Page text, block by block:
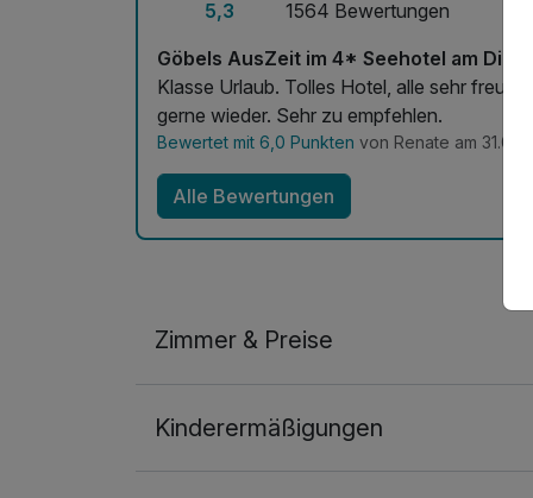
For Men Classic
pro Stück (30 Minuten)
Halbpension
pro Person
Hot Stone Massage für den Rücken
Nacken-Rücken-Schulter-Massage
pro Stück (30 Minuten)
5,3
1564 Bewertungen
Göbels AusZeit im 4* Seehotel am
Klasse Urlaub. Tolles Hotel, alle sehr freundlich und kompetent. Zimmer sehr sauber. Komme
gerne wieder. Sehr zu empfehlen.
Bewertet mit 6,0 Punkten von Renate am
Alle Bewertungen
Zimmer & Preise
2 Erwachsene und 1 Kind
Kinderermäßigungen